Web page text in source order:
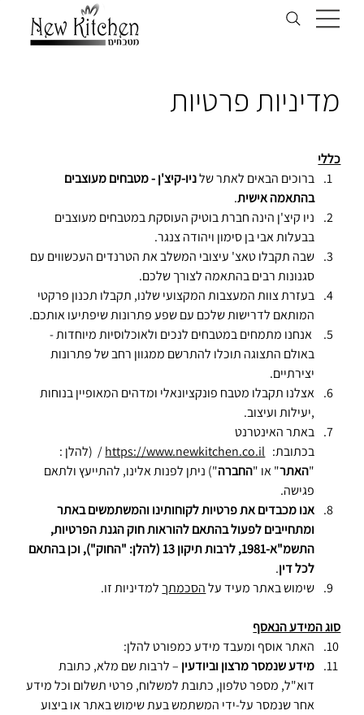
מדיניות פרטיות
כללי
ברוכים הבאים לאתר של ניו-קיצ'ן - מטבחים מעוצבים
בהתאמה אישית.
ניו קיצ'ן הינה חברת בוטיק העוסקת במטבחים מעוצבים
בבעלות אבי בן סימון ויהודה צנגר.
​שבה תקבלו טאצ' עיצובי המשלב את הטרנדים העכשווים עם
סגנונות רבים בהתאמה לצורך שלכם.
בעזרת צוות המעצבות המקצועי שלנו, תקבלו תכנון פרקטי
המותאם לדרישות שלכם עם שפע פתרונות שיפתיעו אותכם.
אנחנו מתמחים במטבחים לנכים ולאוכלוסיות מיוחדות -
באולם התצוגה תוכלו להתרשם ממגוון רחב של פתרונות
יצירתיים.
אצלנו תקבלו מטבח פונקציונאלי ומדהים המאופיין בנוחות
,יעילות ועיצוב.
באתר האינטרנט
בכתובת: https://www.newkitchen.co.il /  (להלן :
"האתר" או "החברה") ניתן לפנות אלינו, להתייעץ ולתאם
פגישה.
אנו מכבדים את פרטיות לקוחותינו והמשתמשים באתר
ומתחייבים לפעול בהתאם להוראות חוק הגנת הפרטיות,
התשמ"א-1981, לרבות תיקון 13 (להלן: "החוק"), וכן בהתאם
לכל דין.
שימוש באתר מעיד על הסכמתך למדיניות זו.
סוג המידע הנאסף
האתר אוסף ומעבד מידע כמפורט להלן:
מידע שנמסר מרצון וביודעין – לרבות שם מלא, כתובת
דוא"ל, מספר טלפון, כתובת למשלוח, פרטי תשלום וכל מידע
אחר שנמסר על-ידי המשתמש בעת שימוש באתר או ביצוע